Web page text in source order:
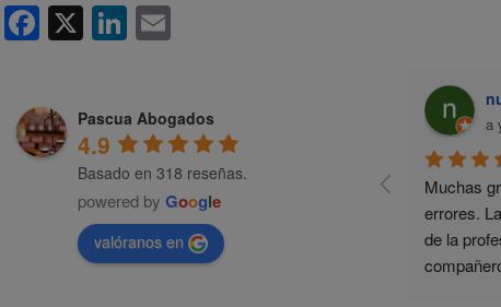
Facebook
X LinkedIn
Pascua Abogados
4.9
Basado en 318 reseñas.
powered by Google
valóranos en
a
Muchas
errores.
de la